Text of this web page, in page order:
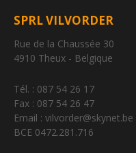
SPRL VILVORDER
Rue de la Chaussée 30
4910 Theux - Belgique
Tél. : 087 54 26 17
Fax : 087 54 26 47
Email : vilvorder@skynet.be
BCE 0472.281.716